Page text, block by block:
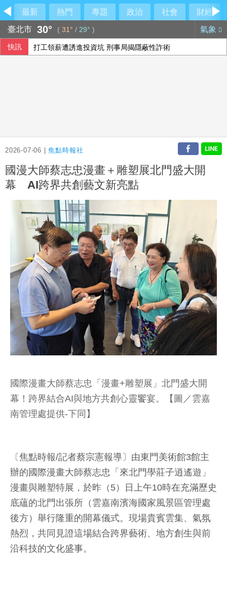
最新 熱門 專題 政治 社會
財經
臺北市 30° ( 31° / 29° ) 氣象
快訊 打工領薪遭誘進投資坑 刑事局揭隱蔽性詐術
2026-07-06 |焦點時報社
國漫大師蔡志忠漫畫＋雕塑展北門盛大開
幕 AI跨界共創藝文新亮點
國際漫畫大師蔡志忠「漫畫+雕塑展」北門盛大開
幕！跨界結合AI與地方共創心靈饗宴。【圖／雲嘉
南管理處提供-下同】
〔焦點時報/記者蔡宗憲報導〕由東門美術館3館主
辦的國際漫畫大師蔡志忠「來北門學莊子逍遙遊」
漫畫與雕塑特展，於昨（5）日上午10時在充滿歷史
底蘊的北門出張所（雲嘉南濱海國家風景區管理處
後方）舉行隆重的開幕儀式。現場貴賓雲集、氣氛
熱烈，共同見證這場結合跨界藝術、地方創生與前
沿科技的文化盛事。